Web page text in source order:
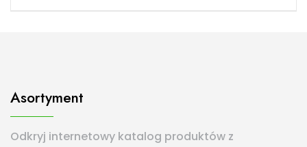
Asortyment
Odkryj internetowy katalog produktów z